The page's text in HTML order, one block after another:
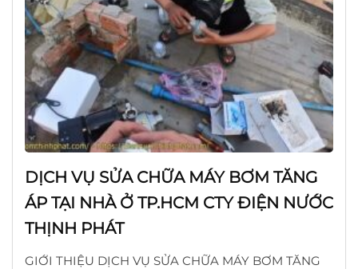
DỊCH VỤ SỬA CHỮA MÁY BƠM TĂNG
ÁP TẠI NHÀ Ở TP.HCM CTY ĐIỆN NƯỚC
THỊNH PHÁT
GIỚI THIỆU DỊCH VỤ SỬA CHỮA MÁY BƠM TĂNG